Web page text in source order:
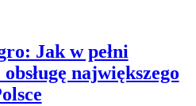
Jak w pełni
największego